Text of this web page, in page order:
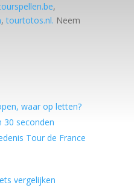
,
,tourtotos.nl. Neem
waar op letten?
30 seconden
Tour de France
vergelijken